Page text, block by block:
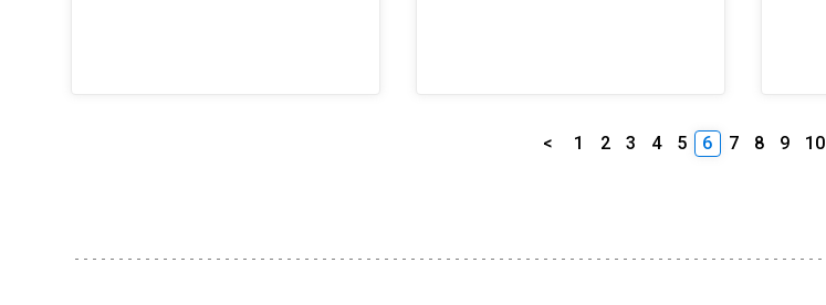
< 1 2 3 4 5 6 7 8 9 10